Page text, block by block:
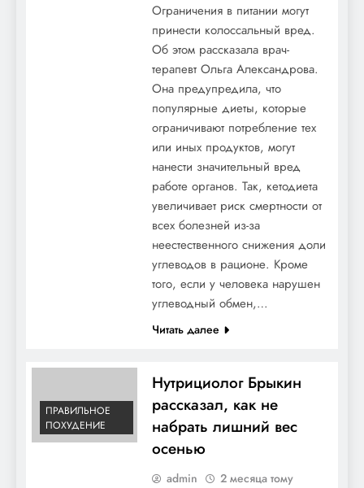
Ограничения в питании могут
принести колоссальный вред.
Об этом рассказала врач-
терапевт Ольга Александрова.
Она предупредила, что
популярные диеты, которые
ограничивают потребление тех
или иных продуктов, могут
нанести значительный вред
работе органов. Так, кетодиета
увеличивает риск смертности от
всех болезней из-за
неестественного снижения доли
углеводов в рационе. Кроме
того, если у человека нарушен
углеводный обмен,…
Читать далее
ПРАВИЛЬНОЕ
ПОХУДЕНИЕ
Нутрициолог Брыкин
рассказал, как не
набрать лишний вес
осенью
admin
2 месяца тому